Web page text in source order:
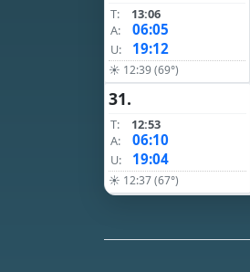
T:
13:06
A:
06:05
U: 19:12
☀ 12:39 (69°)
31.
T:
12:53
A:
06:10
U: 19:04
☀ 12:37 (67°)